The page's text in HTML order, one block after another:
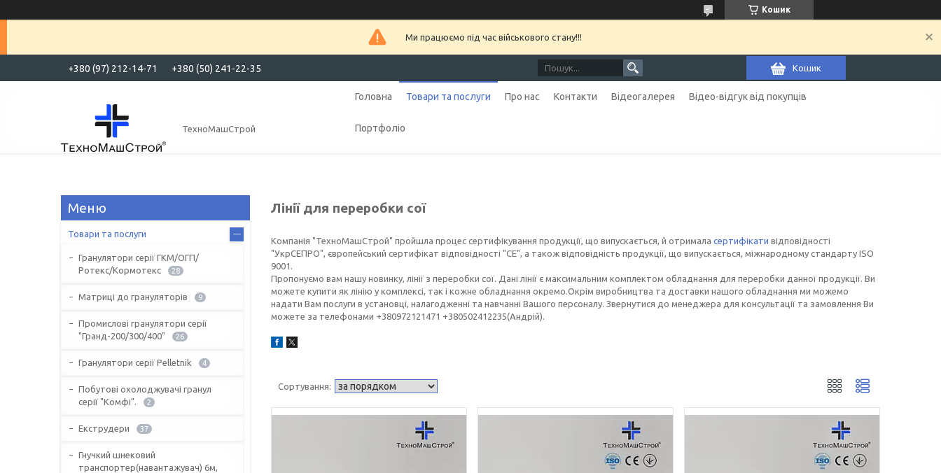
Кошик
Ми працюємо під час військового стану!!!
+380 (97) 212-14-71 +380 (50) 241-22-35 Кошик
ТехноМашСтрой
Головна Товари та послуги Про нас Контакти Відеогалерея Відео-відгук від покупців
Портфоліо
Лінії для переробки сої
Компанія "ТехноМашСтрой" пройшла процес сертифікування продукції, що випускається, й отримала сертифікати відповідності
"УкрСЕПРО", європейський сертифікат відповідності "СЕ", а також відповідність продукції, що випускається, міжнародному стандарту ISO
9001.
Пропонуємо вам нашу новинку, лінії з переробки сої. Дані лінії є максимальним комплектом обладнання для переробки данної продукції. Ви
можете купити як лінію у комплексі, так і кожне обладнання окремо.Окрім виробництва та доставки нашого обладнання ми можемо
надати Вам послуги в установці, налагодженні та навчанні Вашого персоналу. Звернутися до менеджера для консультації та замовлення Ви
можете за телефонами +380972121471 +380502412235(Андрій).
Товари та послуги
Гранулятори серії ГКМ/ОГП/
Ротекс/Кормотекс
28
Матриці до грануляторів 9
Промислові гранулятори серії
"Гранд-200/300/400"
26
Гранулятори серії Pelletnik 4
Побутові охолоджувачі гранул
серії "Комфі".
2
Екструдери 37
Гнучкий шнековий
транспортер(навантажувач) 6м,